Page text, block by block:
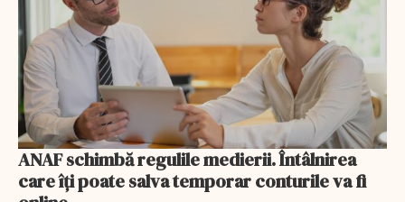
ANAF schimbă regulile medierii. Întâlnirea
care îți poate salva temporar conturile va fi